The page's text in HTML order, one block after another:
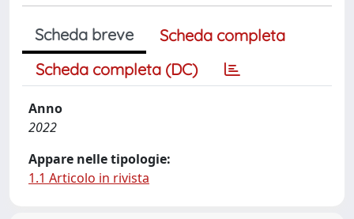
Scheda breve
Scheda completa
Scheda completa (DC)
Anno
2022
Appare nelle tipologie:
1.1 Articolo in rivista